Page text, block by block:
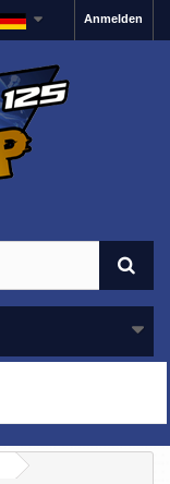
Anmelden